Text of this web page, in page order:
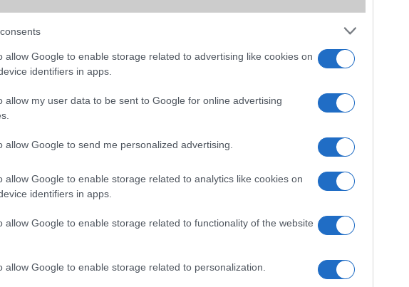
allow Google to enable storage related to advertising like cookies on
identifiers in apps.
allow my user data to be sent to Google for online advertising
allow Google to send me personalized advertising.
allow Google to enable storage related to analytics like cookies on
identifiers in apps.
allow Google to enable storage related to functionality of the website
allow Google to enable storage related to personalization.
népszerű Samsung
készülék kimarad a
érintett modellekről
és továbbfejlesztett
Galaxy
lesz az út vége.
iPhone 18 bemutató dátum -
ekkor rántja le a leplet az
2026.06.29| Phone Arena
hajlítható iPhone Ultra is bemutatkozhat,
találgatások továbbra is beárnyékolják a
rejtett
hat
amely észrevétlenül
meg a
Ez a rejtett Samsung
funkció teljesen
mobilhasználatot – sokan
mégsem tudnak róla